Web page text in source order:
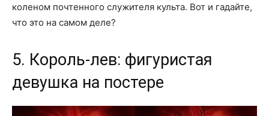
коленом почтенного служителя культа. Вот и гадайте,
что это на самом деле?
5. Король-лев: фигуристая
девушка на постере